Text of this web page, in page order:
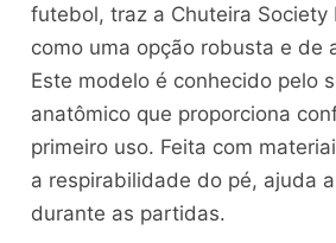
futebol, traz a Chuteira Society
como uma opção robusta e de
Este modelo é conhecido pelo
anatômico que proporciona
primeiro uso. Feita com
a respirabilidade do pé, ajuda
durante as partidas.